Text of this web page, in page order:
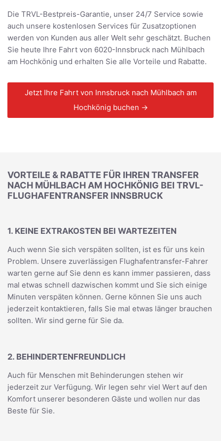
Die TRVL-Bestpreis-Garantie, unser 24/7 Service sowie
auch unsere kostenlosen Services für Zusatzoptionen
werden von Kunden aus aller Welt sehr geschätzt. Buchen
Sie heute Ihre Fahrt von 6020-Innsbruck nach Mühlbach
am Hochkönig und erhalten Sie alle Vorteile und Rabatte.
Jetzt Ihre Fahrt von Innsbruck nach Mühlbach am
Hochkönig buchen →
VORTEILE & RABATTE FÜR IHREN TRANSFER
NACH MÜHLBACH AM HOCHKÖNIG BEI TRVL-
FLUGHAFENTRANSFER INNSBRUCK
1. KEINE EXTRAKOSTEN BEI WARTEZEITEN
Auch wenn Sie sich verspäten sollten, ist es für uns kein
Problem. Unsere zuverlässigen Flughafentransfer-Fahrer
warten gerne auf Sie denn es kann immer passieren, dass
mal etwas schnell dazwischen kommt und Sie sich einige
Minuten verspäten können. Gerne können Sie uns auch
jederzeit kontaktieren, falls Sie mal etwas länger brauchen
sollten. Wir sind gerne für Sie da.
2. BEHINDERTENFREUNDLICH
Auch für Menschen mit Behinderungen stehen wir
jederzeit zur Verfügung. Wir legen sehr viel Wert auf den
Komfort unserer besonderen Gäste und wollen nur das
Beste für Sie.